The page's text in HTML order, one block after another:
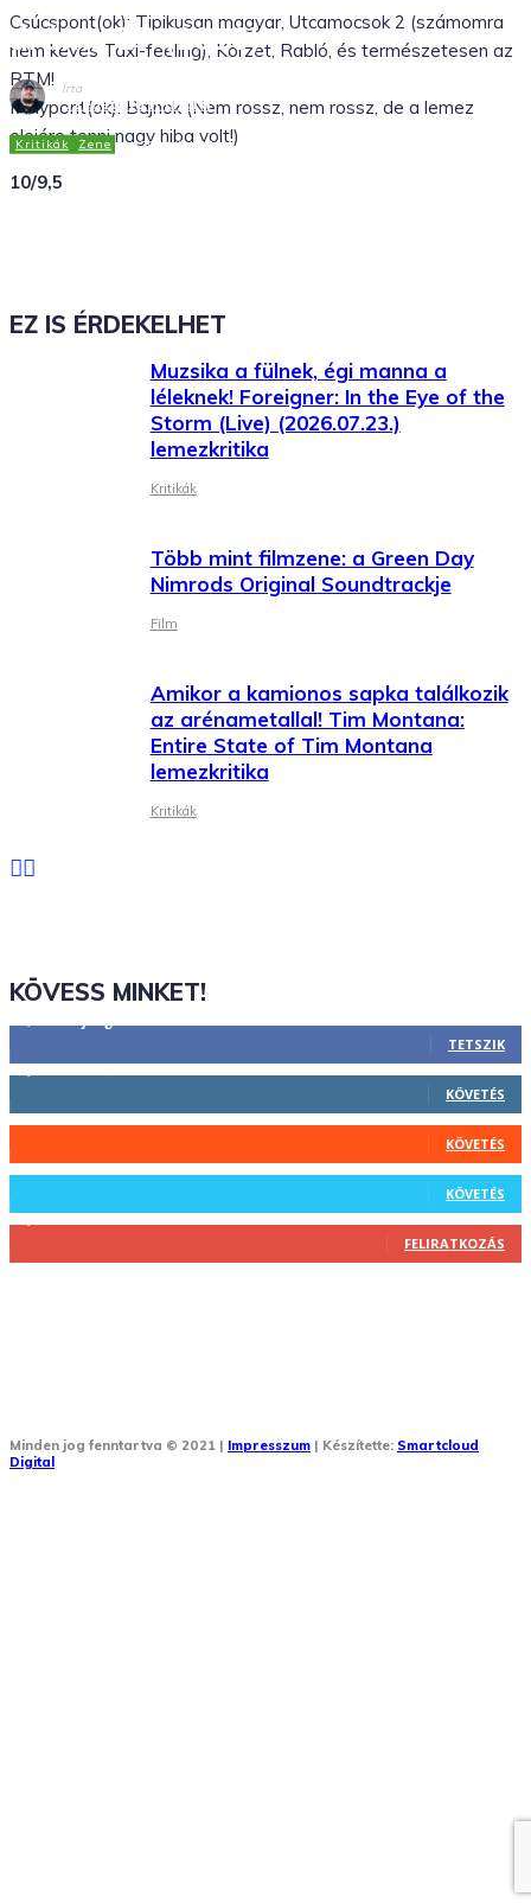
dráma EP (2010)
Írta
Szénégető Richárd
Kritikák Zene 2011.04.11.
Csúcspont(ok): Tipikusan magyar, Utcamocsok 2 (számomra
nem kevés Taxi-feeling), Körzet, Rabló, és természetesen az
RTM!
Mélypont(ok): Bajnok (Nem rossz, nem rossz, de a lemez
elejére tenni nagy hiba volt!)
10/9,5
EZ IS ÉRDEKELHET
Muzsika a fülnek, égi manna a
léleknek! Foreigner: In the Eye of the
Storm (Live) (2026.07.23.)
lemezkritika
Kritikák
Több mint filmzene: a Green Day
Nimrods Original Soundtrackje
Film
Amikor a kamionos sapka találkozik
az arénametallal! Tim Montana:
Entire State of Tim Montana
lemezkritika
Kritikák
KÖVESS MINKET!
TETSZIK
KÖVETÉS
KÖVETÉS
KÖVETÉS
FELIRATKOZÁS
Minden jog fenntartva © 2021 | Impresszum | Készítette: Smartcloud
Digital